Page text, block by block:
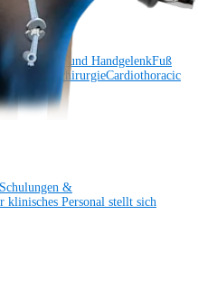
Hand und HandgelenkFuß
Herz-ThoraxchirurgieCardiothoracic
Schulungen &
klinisches Personal stellt sich